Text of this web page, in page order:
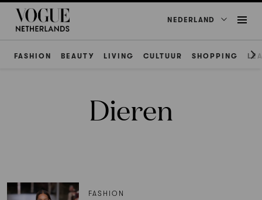
NEDERLAND
FASHION BEAUTY LIVING CULTUUR SHOPPING
Dieren
FASHION